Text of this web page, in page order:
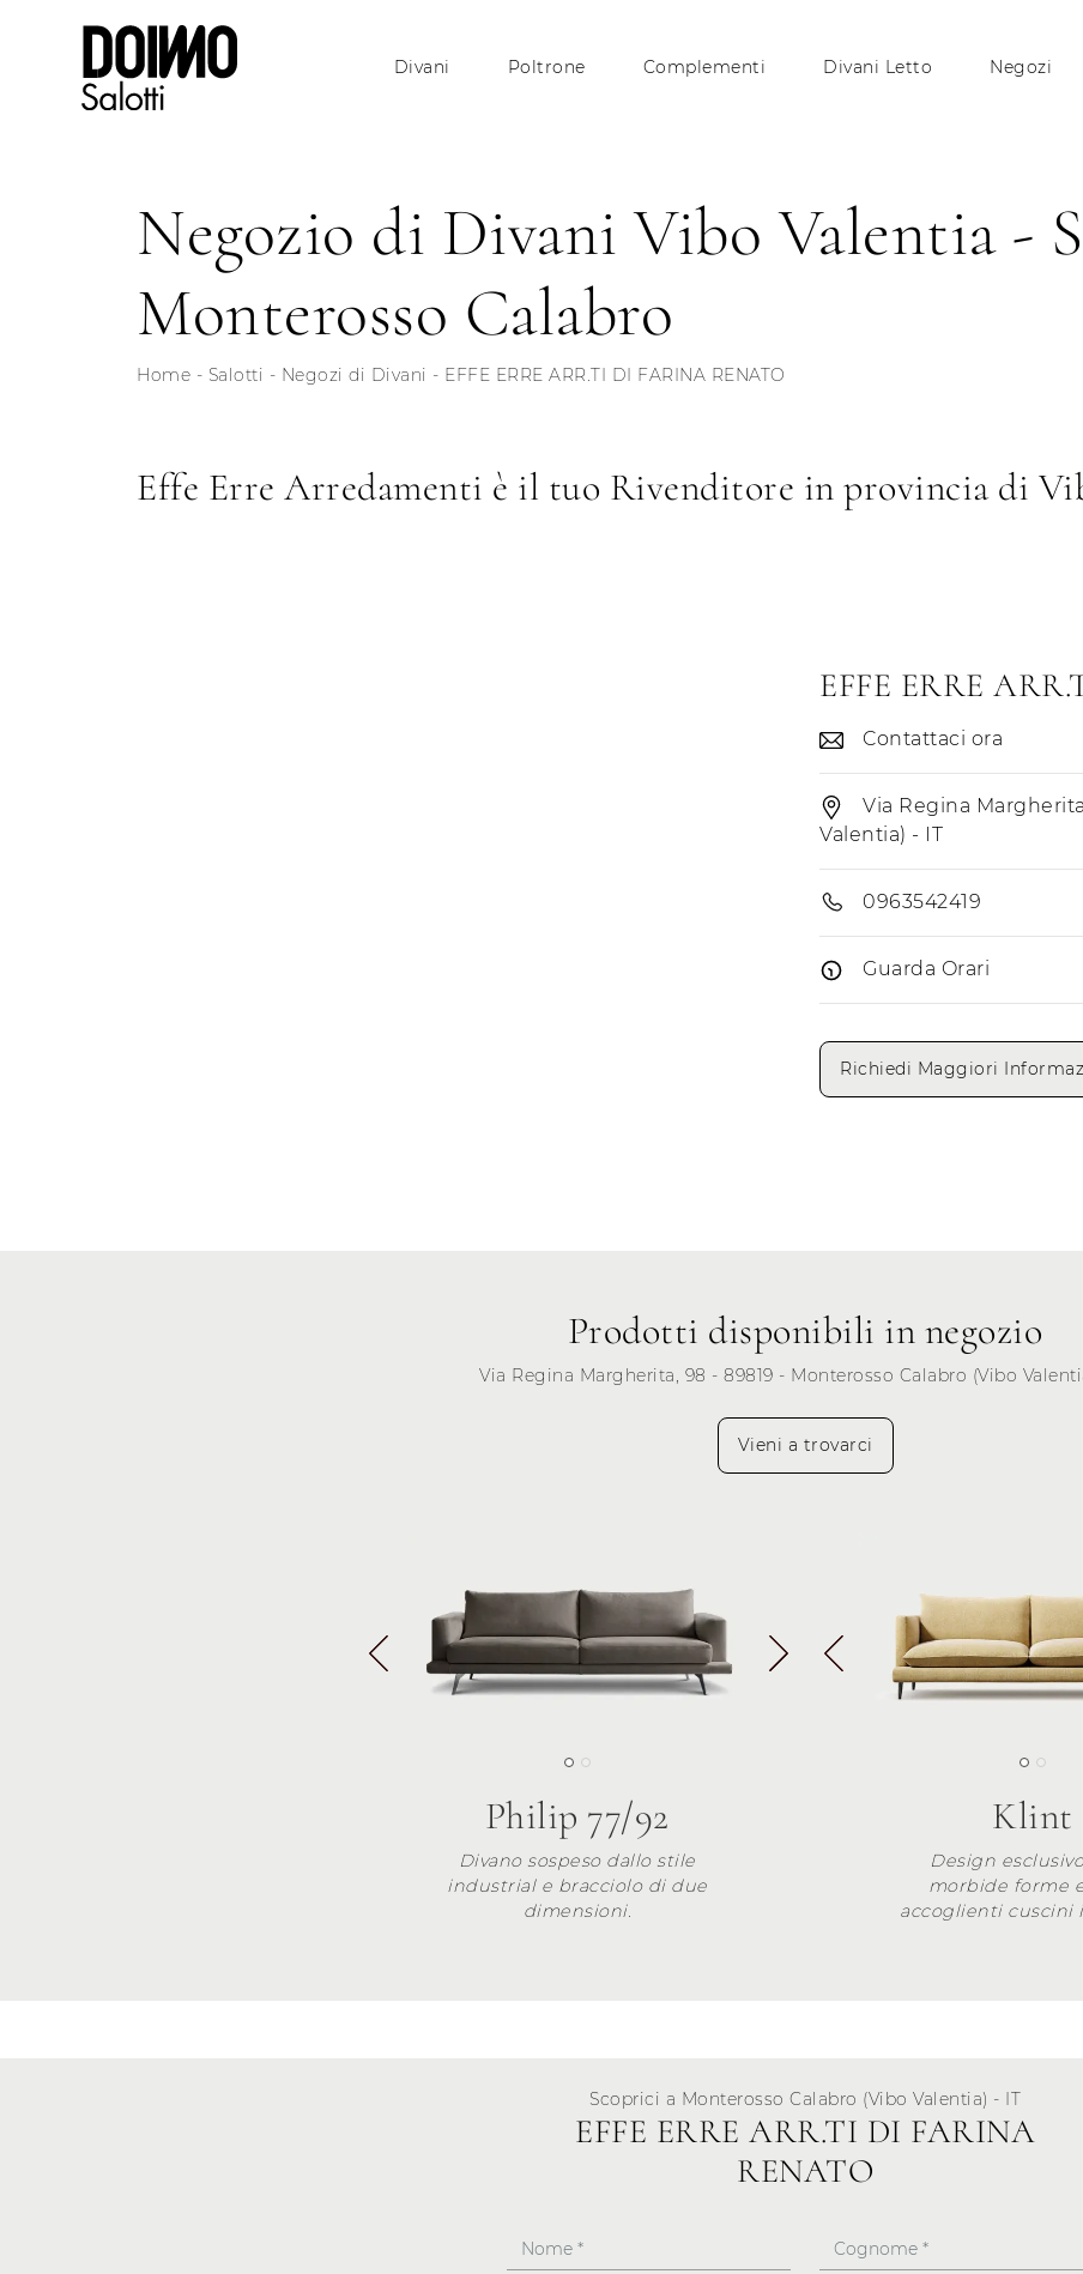
Divani Poltrone Complementi Divani Letto Negozi
Negozio di Divani Vibo Valentia -
Monterosso Calabro
Home - Salotti - Negozi di Divani - EFFE ERRE ARR.TI DI FARINA RENATO
EFFE ERRE
Contattaci ora
Via Regina
Valentia) - IT
0963542419
Guarda Orari
Lunedì
Domenica
Richiedi Maggiori
Effe Erre Arredamenti è il tuo Rivenditore in provincia di
Prodotti disponibili in negozio
Via Regina Margherita, 98 - 89819 - Monterosso Calabro (Vibo
Vieni a trovarci
Philip 77/92
Divano sospeso dallo stile
industrial e bracciolo di due
dimensioni.
Klint
Design
morbide forme
accoglienti cuscini
Scoprici a Monterosso Calabro (Vibo Valentia) - IT
EFFE ERRE ARR.TI DI FARINA
RENATO